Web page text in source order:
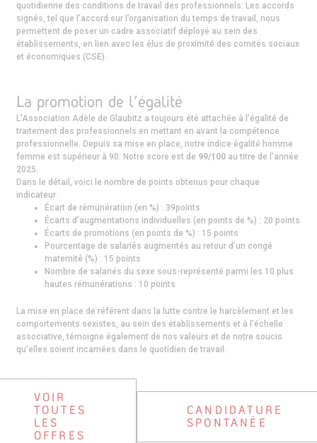
quotidienne des conditions de travail des professionnels. Les accords
signés, tel que l’accord sur l’organisation du temps de travail, nous
permettent de poser un cadre associatif déployé au sein des
établissements, en lien avec les élus de proximité des comités sociaux
et économiques (CSE).
La promotion de l’égalité
L’Association Adèle de Glaubitz a toujours été attachée à l’égalité de
traitement des professionnels en mettant en avant la compétence
professionnelle. Depuis sa mise en place, notre indice égalité homme
femme est supérieur à 90. Notre score est de 99/100 au titre de l’année
2025.
Dans le détail, voici le nombre de points obtenus pour chaque
indicateur :
Écart de rémunération (en %) : 39points
Écarts d’augmentations individuelles (en points de %) : 20 points
Écarts de promotions (en points de %) : 15 points
Pourcentage de salariés augmentés au retour d’un congé
maternité (%) : 15 points
Nombre de salariés du sexe sous-représenté parmi les 10 plus
hautes rémunérations : 10 points
La mise en place de référent dans la lutte contre le harcèlement et les
comportements sexistes, au sein des établissements et à l’échelle
associative, témoigne également de nos valeurs et de notre soucis
qu’elles soient incarnées dans le quotidien de travail.
VOIR
TOUTES
LES
OFFRES
CANDIDATURE
SPONTANÉE